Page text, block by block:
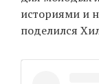
историями и
поделился